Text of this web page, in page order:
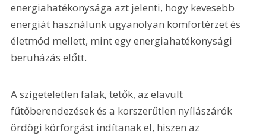
energiahatékonysága azt jelenti, hogy kevesebb
energiát használunk ugyanolyan komfortérzet és
életmód mellett, mint egy energiahatékonysági
beruházás előtt.
A szigeteletlen falak, tetők, az elavult
fűtőberendezések és a korszerűtlen nyílászárók
ördögi körforgást indítanak el, hiszen az